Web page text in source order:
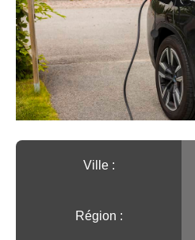
Ville :️
Région :️